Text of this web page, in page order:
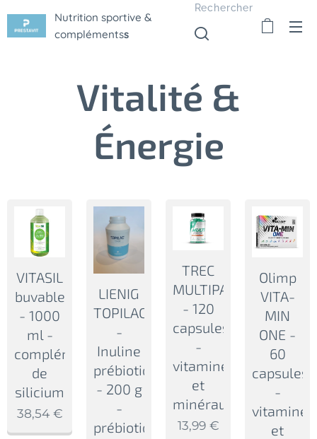
Nutrition sportive &
complémentss
Rechercher
Vitalité &
Énergie
VITASIL
buvable
- 1000
ml -
complément
de
silicium
38,54€
LIENIG
TOPILAC
-
Inuline
prébiotique
- 200 g
-
prébiotique
TREC
MULTIPACK
- 120
capsules
-
vitamines
et
minéraux
13,99€
Olimp
VITA-
MIN
ONE -
60
capsules
-
vitamines
et